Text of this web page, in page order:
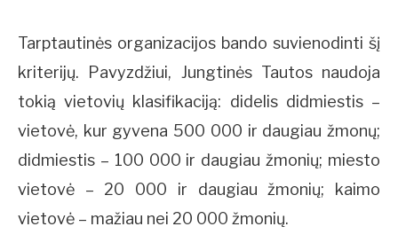
Tarptautinės organizacijos bando suvienodinti šį
kriterijų. Pavyzdžiui, Jungtinės Tautos naudoja
tokią vietovių klasifikaciją: didelis didmiestis –
vietovė, kur gyvena 500 000 ir daugiau žmonų;
didmiestis – 100 000 ir daugiau žmonių; miesto
vietovė – 20 000 ir daugiau žmonių; kaimo
vietovė – mažiau nei 20 000 žmonių.